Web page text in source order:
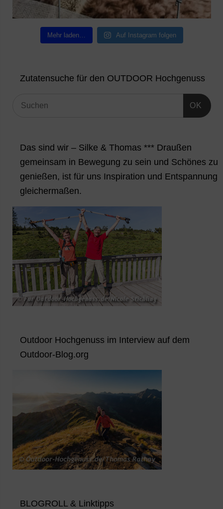
Mehr laden… Auf Instagram folgen
Zutatensuche für den OUTDOOR Hochgenuss
OK
Das sind wir – Silke & Thomas *** Draußen
gemeinsam in Bewegung zu sein und Schönes zu
genießen, ist für uns Inspiration und Entspannung
gleichermaßen.
Outdoor Hochgenuss im Interview auf dem
Outdoor-Blog.org
BLOGROLL & Linktipps